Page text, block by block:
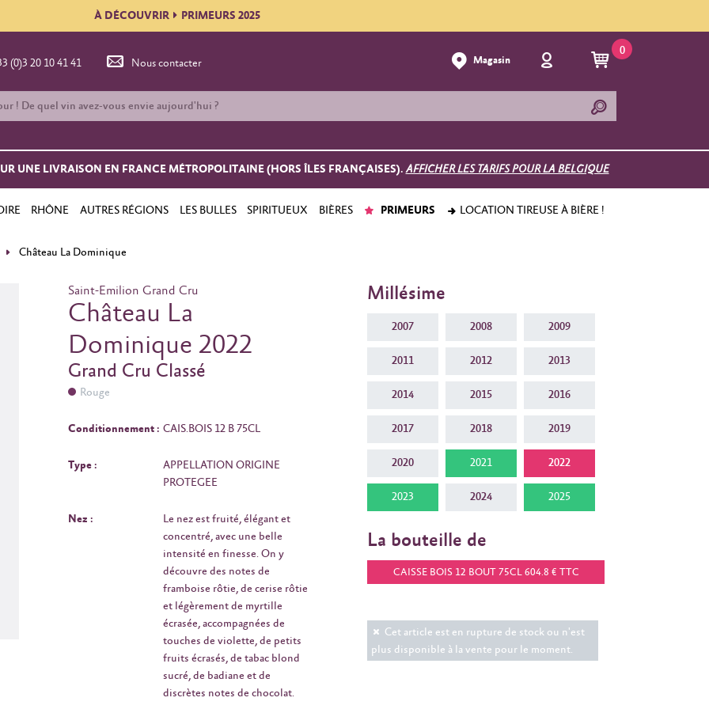
À DÉCOUVRIR PRIMEURS 2025
(0)3 20 10 41 41 Nous contacter Magasin
0
UNE LIVRAISON EN FRANCE MÉTROPOLITAINE (HORS ÎLES FRANÇAISES).AFFICHER LES TARIFS POUR LA BELGIQUE
RHÔNE AUTRES RÉGIONS LES BULLES SPIRITUEUX BIÈRES PRIMEURS LOCATION TIREUSE À BIÈRE !
Château La Dominique
Saint-Emilion Grand Cru
Château La
Dominique 2022
Grand Cru Classé
Rouge
Conditionnement : CAIS.BOIS 12 B 75CL
Type :
APPELLATION ORIGINE
PROTEGEE
Nez :
Le nez est fruité, élégant et
concentré, avec une belle
intensité en finesse. On y
découvre des notes de
framboise rôtie, de cerise rôtie
et légèrement de myrtille
écrasée, accompagnées de
touches de violette, de petits
fruits écrasés, de tabac blond
sucré, de badiane et de
discrètes notes de chocolat.
Millésime
2007 2008 2009
2011 2012 2013
2014 2015 2016
2017 2018 2019
2020 2021 2022
2023 2024 2025
La bouteille de
CAISSE BOIS 12 BOUT 75CL 604.8 € TTC
Cet article est en rupture de stock ou n'est
plus disponible à la vente pour le moment.